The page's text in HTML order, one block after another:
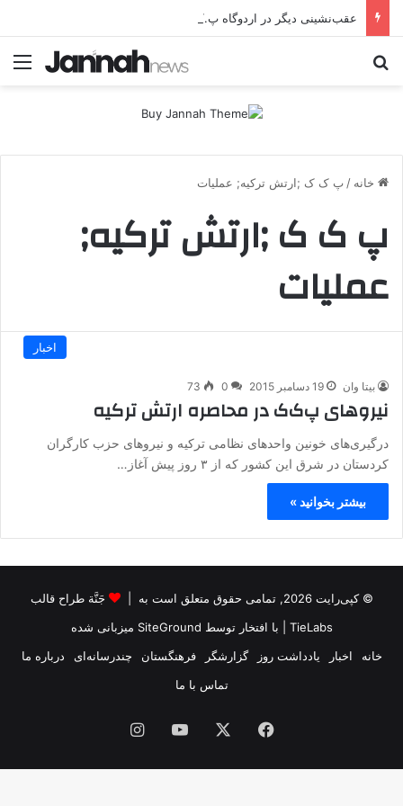
خانه / پ ک ک ;ارتش ترکیه; عملیات
پ ک ک ;ارتش ترکیه;
عملیات
اخبار
بیتا وان 19 دسامبر 2015 0
73
نیروهای پ‌ک‌ک در محاصره ارتش ترکیه
درگیری‌های خونین واحدهای نظامی ترکیه و نیروهای حزب کارگران
کردستان در شرق این کشور که از ۳ روز پیش آغاز…
بیشتر بخوانید »
© کپی‌رایت 2026, تمامی حقوق متعلق است به |
جَنَّة طراح قالب
TieLabs | با افتخار توسط SiteGround میزبانی شده
خانه
اخبار یادداشت روز گزارشگر فرهنگستان چندرسانه‌ای
درباره ما
تماس با ما
فیس
بوک
یوتیوب